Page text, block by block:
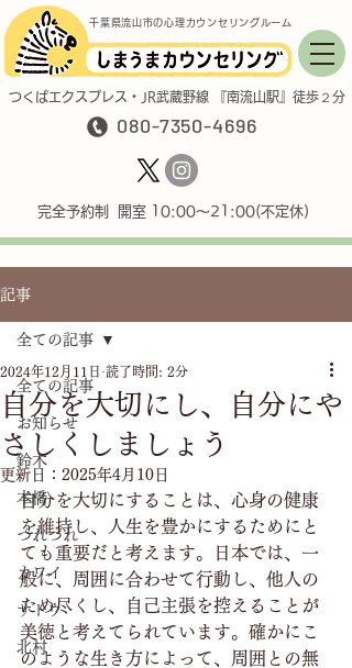
完全予約制 開室 10:00〜21:00(不定休)
080-7350-4696
千葉県流山市の心理カウンセリングルーム
つくばエクスプレス・JR武蔵野線 『南流山駅』徒歩２分
記事
全ての記事
お知らせ
鈴木
本橋
つれづれ
カワイ
サトウ
北村
全ての記事
自分を大切にし、自分にや
さしくしましょう
2024年12月11日 読了時間: 2分
更新日： 2025年4月10日
自分を大切にすることは、心身の健康
を維持し、人生を豊かにするためにと
ても重要だと考えます。日本では、一
般に、周囲に合わせて行動し、他人の
ため尽くし、自己主張を控えることが
美徳と考えてられています。確かにこ
のような生き方によって、周囲との無